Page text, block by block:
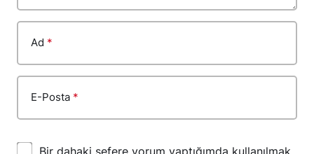
Ad *
E-Posta *
Bir dahaki sefere yorum yaptığımda kullanılmak